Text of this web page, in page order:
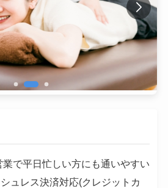
で平日忙しい方にも通いやすい
ュレス決済対応(クレジットカ